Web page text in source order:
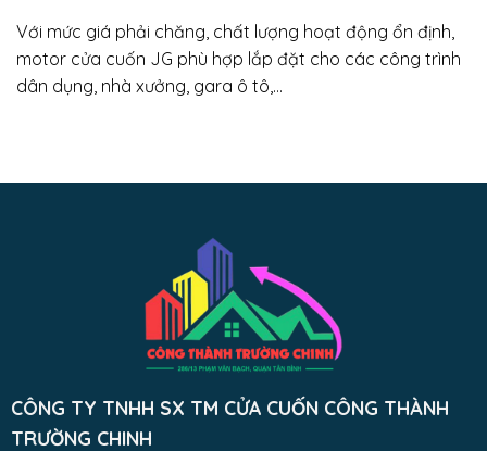
Với mức giá phải chăng, chất lượng hoạt động ổn định,
motor cửa cuốn JG phù hợp lắp đặt cho các công trình
dân dụng, nhà xưởng, gara ô tô,…
CÔNG TY TNHH SX TM CỬA CUỐN CÔNG THÀNH
TRƯỜNG CHINH